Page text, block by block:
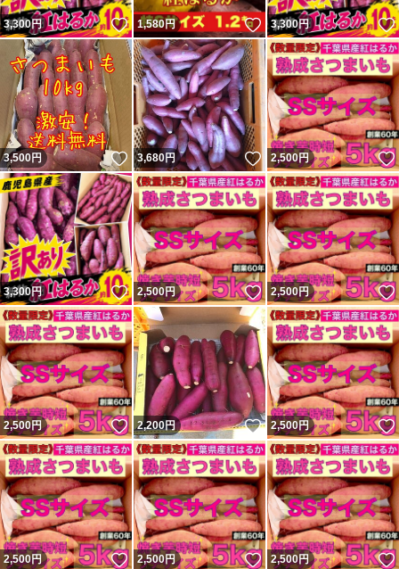
3,300円 いいね！
1,580円 いいね！
3,300円
3,500円 いいね！
3,680円 いいね！
2,500円
3,300円 いいね！
2,500円 いいね！
2,500円
2,500円 いいね！
2,200円 いいね！
2,500円
2,500円 いいね！
2,500円 いいね！
2,500円